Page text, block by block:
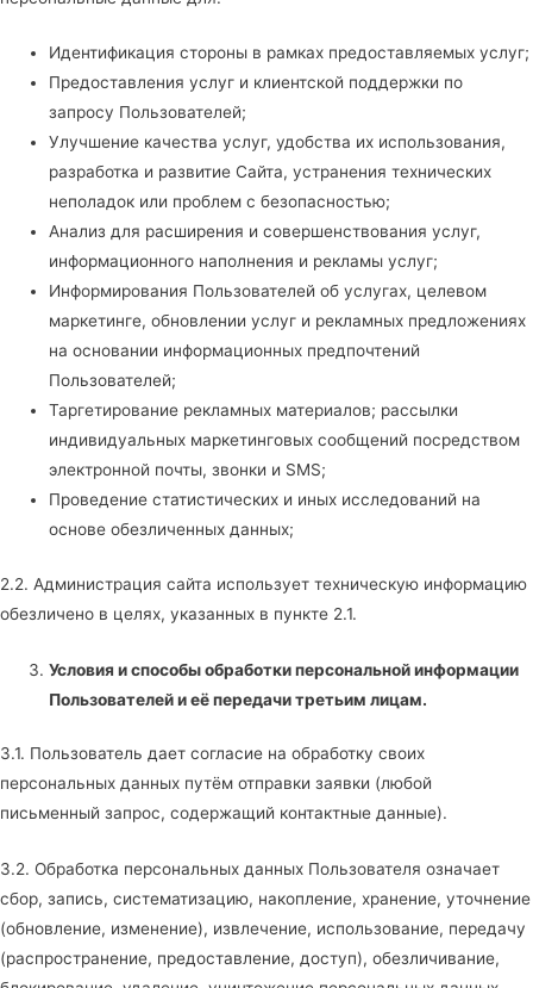
Идентификация стороны в рамках предоставляемых услуг;
Предоставления услуг и клиентской поддержки по
запросу Пользователей;
Улучшение качества услуг, удобства их использования,
разработка и развитие Сайта, устранения технических
неполадок или проблем с безопасностью;
Анализ для расширения и совершенствования услуг,
информационного наполнения и рекламы услуг;
Информирования Пользователей об услугах, целевом
маркетинге, обновлении услуг и рекламных предложениях
на основании информационных предпочтений
Пользователей;
Таргетирование рекламных материалов; рассылки
индивидуальных маркетинговых сообщений посредством
электронной почты, звонки и SMS;
Проведение статистических и иных исследований на
основе обезличенных данных;
2.2. Администрация сайта использует техническую информацию
обезличено в целях, указанных в пункте 2.1.
Условия и способы обработки персональной информации
Пользователей и её передачи третьим лицам.
3.1. Пользователь дает согласие на обработку своих
персональных данных путём отправки заявки (любой
письменный запрос, содержащий контактные данные).
3.2. Обработка персональных данных Пользователя означает
сбор, запись, систематизацию, накопление, хранение, уточнение
(обновление, изменение), извлечение, использование, передачу
(распространение, предоставление, доступ), обезличивание,